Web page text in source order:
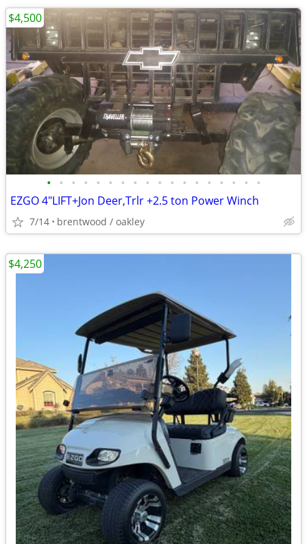
• • • • • • • • • • • • • • • • • •
EZGO 4"LIFT+Jon Deer,Trlr +2.5 ton Power Winch
7/14 brentwood / oakley
$4,500
$4,250